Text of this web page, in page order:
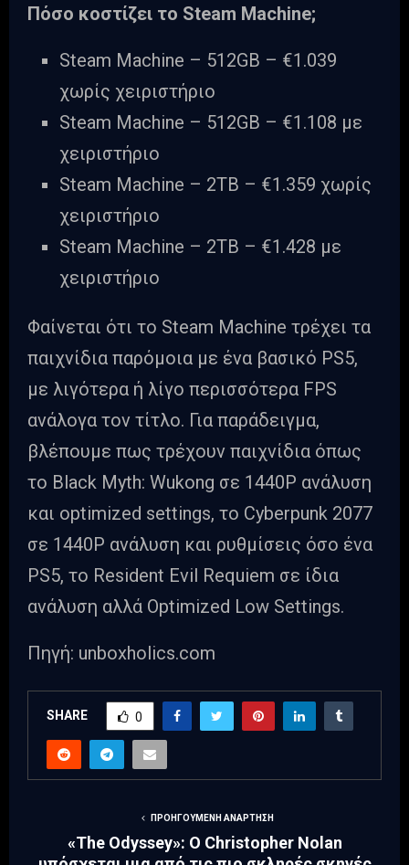
Πόσο κοστίζει το Steam Machine;
Steam Machine – 512GB – €1.039
χωρίς χειριστήριο
Steam Machine – 512GB – €1.108 με
χειριστήριο
Steam Machine – 2TB – €1.359 χωρίς
χειριστήριο
Steam Machine – 2TB – €1.428 με
χειριστήριο
Φαίνεται ότι το Steam Machine τρέχει τα
παιχνίδια παρόμοια με ένα βασικό PS5,
με λιγότερα ή λίγο περισσότερα FPS
ανάλογα τον τίτλο. Για παράδειγμα,
βλέπουμε πως τρέχουν παιχνίδια όπως
το Black Myth: Wukong σε 1440P ανάλυση
και optimized settings, το Cyberpunk 2077
σε 1440P ανάλυση και ρυθμίσεις όσο ένα
PS5, το Resident Evil Requiem σε ίδια
ανάλυση αλλά Optimized Low Settings.
Πηγή: unboxholics.com
SHARE 0
ΠΡΟΗΓΟΎΜΕΝΗ ΑΝΆΡΤΗΣΗ
«The Odyssey»: Ο Christopher Nolan